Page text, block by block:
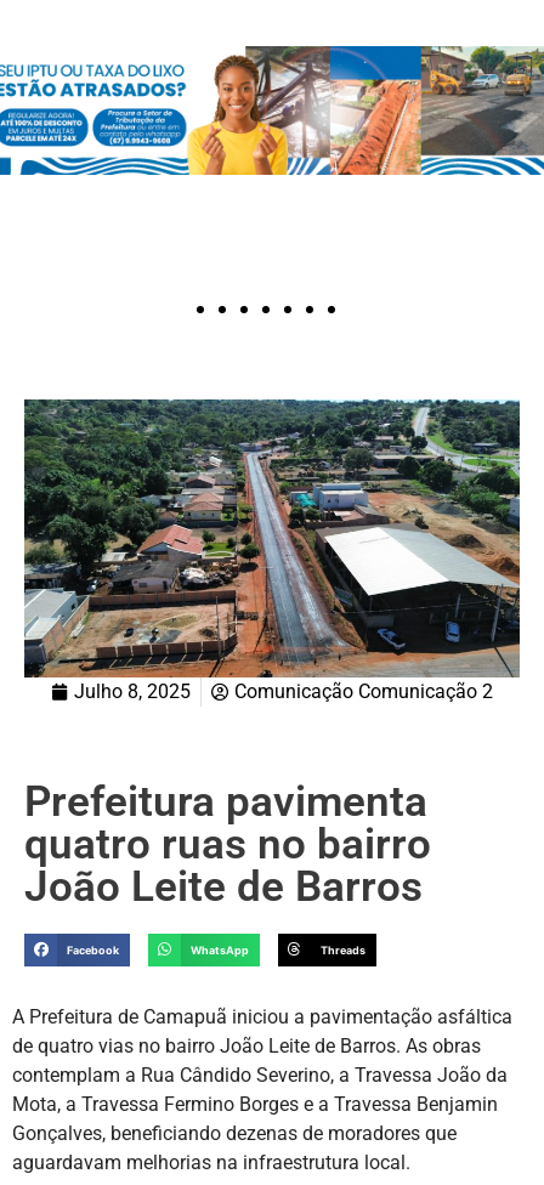
Julho 8, 2025 Comunicação Comunicação 2
Prefeitura pavimenta
quatro ruas no bairro
João Leite de Barros
Facebook WhatsApp Threads
A Prefeitura de Camapuã iniciou a pavimentação asfáltica
de quatro vias no bairro João Leite de Barros. As obras
contemplam a Rua Cândido Severino, a Travessa João da
Mota, a Travessa Fermino Borges e a Travessa Benjamin
Gonçalves, beneficiando dezenas de moradores que
aguardavam melhorias na infraestrutura local.